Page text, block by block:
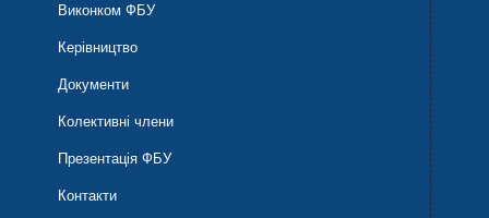
Виконком ФБУ
Керівництво
Документи
Колективні члени
Презентація ФБУ
Контакти